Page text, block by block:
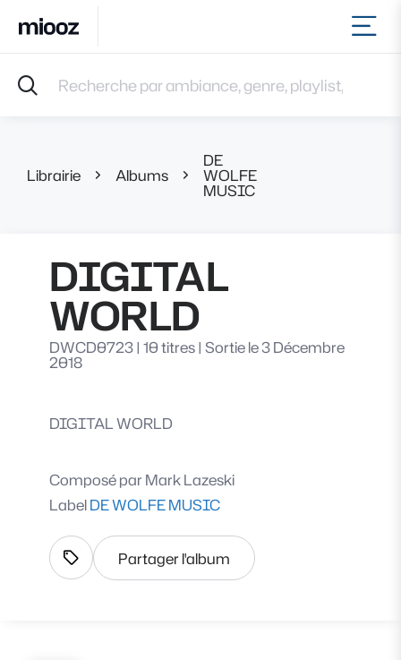
Accueil
Musiques
Playlists
Librairie Albums
DE
WOLFE
MUSIC
DIGITAL
WORLD
DWCD0723| 10 titres| Sortie le 3 Décembre
2018
DIGITAL WORLD
Composé par Mark Lazeski
LabelDE WOLFE MUSIC
Afficher les tags
Partager l'album